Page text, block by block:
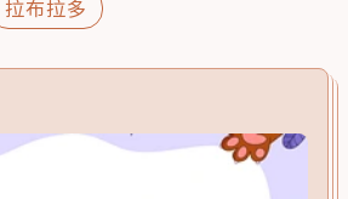
拉布拉多